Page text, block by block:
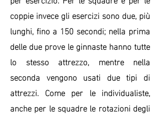
coppie invece gli esercizi sono due, più
lunghi, fino a 150 secondi; nella prima
delle due prove le ginnaste hanno tutte
lo stesso attrezzo, mentre nella
seconda vengono usati due tipi di
attrezzi. Come per le individualiste,
anche per le squadre le rotazioni degli